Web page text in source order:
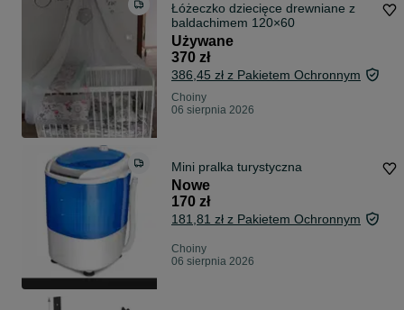
Łóżeczko dziecięce drewniane z
baldachimem 120×60
Używane
370 zł
386,45 zł z Pakietem Ochronnym
Choiny
06 sierpnia 2026
Mini pralka turystyczna
Nowe
170 zł
181,81 zł z Pakietem Ochronnym
Choiny
06 sierpnia 2026